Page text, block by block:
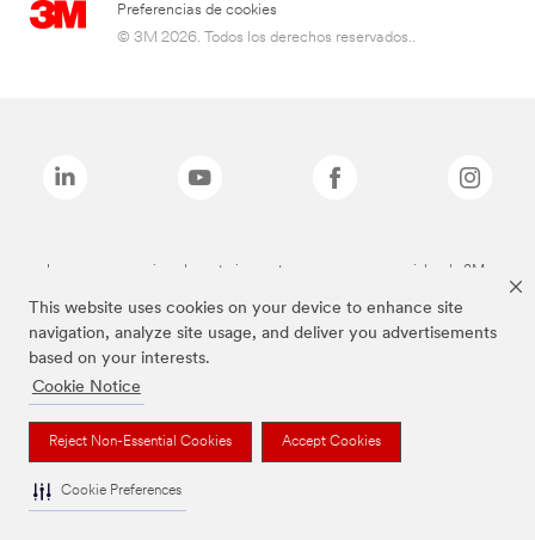
This website uses cookies on your device to enhance site
navigation, analyze site usage, and deliver you advertisements
based on your interests.
Cookie Notice
Reject Non-Essential Cookies Accept Cookies
Cookie Preferences
Preferencias de cookies
© 3M 2026. Todos los derechos reservados..
Las marcas mencionadas anteriormente son marcas comerciales de 3M.